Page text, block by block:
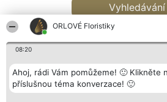
ORLOVÉ Floristiky
08:20
Ahoj, rádi Vám pomůžeme! 🙂 Klikněte
příslušnou téma konverzace! 🙂
Vyhledávání